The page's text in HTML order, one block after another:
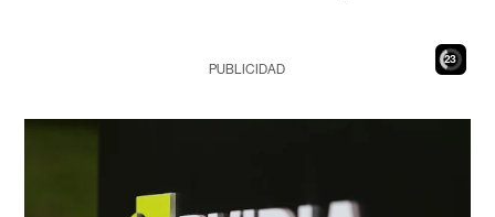
21
PUBLICIDAD